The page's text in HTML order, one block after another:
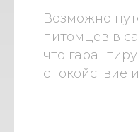
Возможно
питомцев в
что
спокойствие